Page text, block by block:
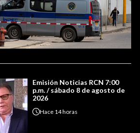
Emisión Noticias RCN 7:00
p.m. / sábado 8 de agosto de
2026
Hace 14 horas